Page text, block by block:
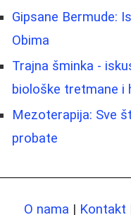
Gipsane Bermude:
Obima
Trajna šminka -
biološke tretmane i
Mezoterapija: Sve
probate
O nama | Kontakt